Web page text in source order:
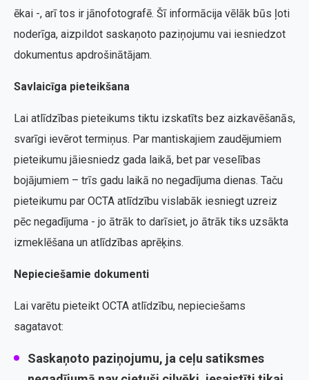
ēkai -, arī tos ir jānofotografē. Šī informācija vēlāk būs ļoti
noderīga, aizpildot saskaņoto paziņojumu vai iesniedzot
dokumentus apdrošinātājam.
Savlaicīga pieteikšana
Lai atlīdzības pieteikums tiktu izskatīts bez aizkavēšanās,
svarīgi ievērot termiņus. Par mantiskajiem zaudējumiem
pieteikumu jāiesniedz gada laikā, bet par veselības
bojājumiem – trīs gadu laikā no negadījuma dienas. Taču
pieteikumu par OCTA atlīdzību vislabāk iesniegt uzreiz
pēc negadījuma - jo ātrāk to darīsiet, jo ātrāk tiks uzsākta
izmeklēšana un atlīdzības aprēķins.
Nepieciešamie dokumenti
Lai varētu pieteikt OCTA atlīdzību, nepieciešams
sagatavot:
Saskaņoto paziņojumu, ja ceļu satiksmes